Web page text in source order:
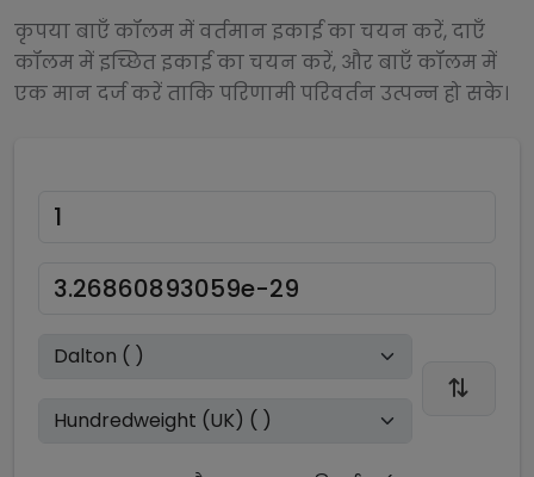
कृपया बाएँ कॉलम में वर्तमान इकाई का चयन करें, दाएँ
कॉलम में इच्छित इकाई का चयन करें, और बाएँ कॉलम में
एक मान दर्ज करें ताकि परिणामी परिवर्तन उत्पन्न हो सके।